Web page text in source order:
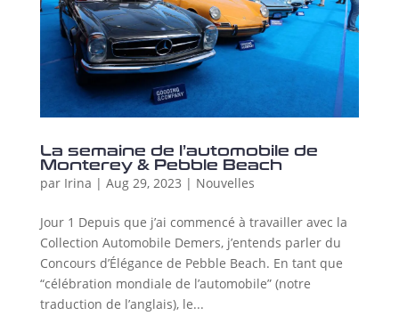
La semaine de l’automobile de
Monterey & Pebble Beach
par Irina | Aug 29, 2023 | Nouvelles
Jour 1 Depuis que j’ai commencé à travailler avec la
Collection Automobile Demers, j’entends parler du
Concours d’Élégance de Pebble Beach. En tant que
“célébration mondiale de l’automobile” (notre
traduction de l’anglais), le...